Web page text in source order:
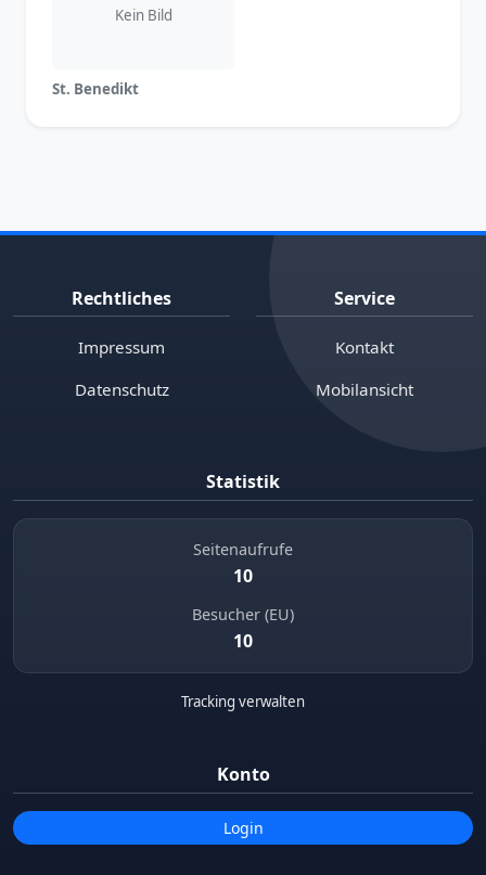
Kein Bild
St. Benedikt
Rechtliches
Impressum
Datenschutz
Service
Kontakt
Mobilansicht
Statistik
Seitenaufrufe
10
Besucher (EU)
10
Tracking verwalten
Konto
Login